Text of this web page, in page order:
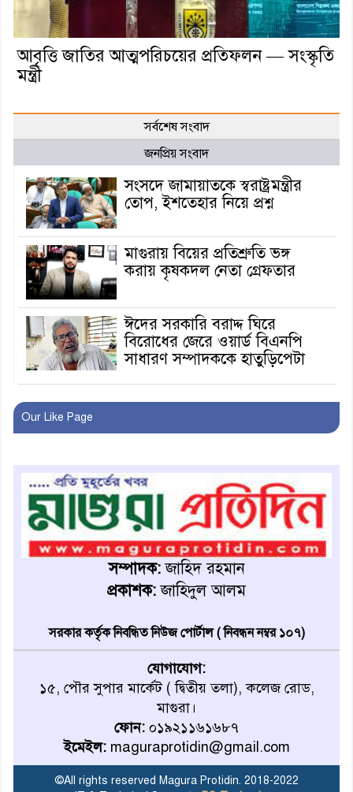
আবৃত্তি জাতির আত্মপরিচয়ের প্রতিফলন — সংস্কৃতি
মন্ত্রী
সর্বশেষ সংবাদ
জনপ্রিয় সংবাদ
সংসদে জামায়াতকে স্বরাষ্ট্রমন্ত্রীর
তোপ, ইশতেহার নিয়ে প্রশ্ন
মাগুরায় বিয়ের প্রতিশ্রুতি ভঙ্গ
করায় কৃষকদল নেতা গ্রেফতার
ঈদের সরকারি বরাদ্দ ঘিরে
বিরোধের জেরে ওয়ার্ড বিএনপি
সাধারণ সম্পাদককে হাতুড়িপেটা
লোভ সংবরণ করতে পারলেন না
অনূর্ধ্ব-১৭ জাতীয় চ্যাম্পিয়ন মাগুরা
ফুটবল দলকে সংবর্ধনা
রোববার থেকে ভারতীয় ট্যুরিস্ট
ভিসা চালু
ক্যাম্পেইন উপলক্ষে সাংবাদিক
অবহিতকরণ
মাগুরায় আ’লীগের প্রতিষ্ঠাবার্ষিকীর
কর্মসূচি প্রতিরোধে বিএনপির
মোটরসাইকেল শোডাউন
খুব শিঘ্রই কর্মস্থলে ফিরবেন
মাগুরার ডিসি
Our Like Page
সম্পাদক:জাহিদ রহমান
প্রকাশক:জাহিদুল আলম
সরকার কর্তৃক নিবন্ধিত নিউজ পোর্টাল ( নিবন্ধন নম্বর ১০৭)
যোগাযোগ:
১৫, পৌর সুপার মার্কেট ( দ্বিতীয় তলা), কলেজ রোড,
মাগুরা।
ফোন: ০১৯২১১৬১৬৮৭
ইমেইল: maguraprotidin@gmail.com
©All rights reserved Magura Protidin. 2018-2022